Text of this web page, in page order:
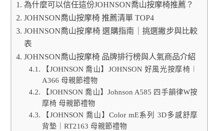
為什麼可以信任這份JOHNSON喬山按摩椅推薦？
JOHNSON喬山按摩椅 推薦清單 TOP4
JOHNSON喬山按摩椅 選購指南｜挑選撇步與比較
表
JOHNSON喬山按摩椅 品牌排行榜與人氣商品介紹
【JOHNSON 喬山】JOHNSON 好風光按摩椅︱
A366 母親節禮物
【JOHNSON 喬山】Johnson A585 四手韻律W按
摩椅 母親節禮物
【JOHNSON 喬山】Color mE系列 3D多感舒摩
背墊｜RT2163 母親節禮物